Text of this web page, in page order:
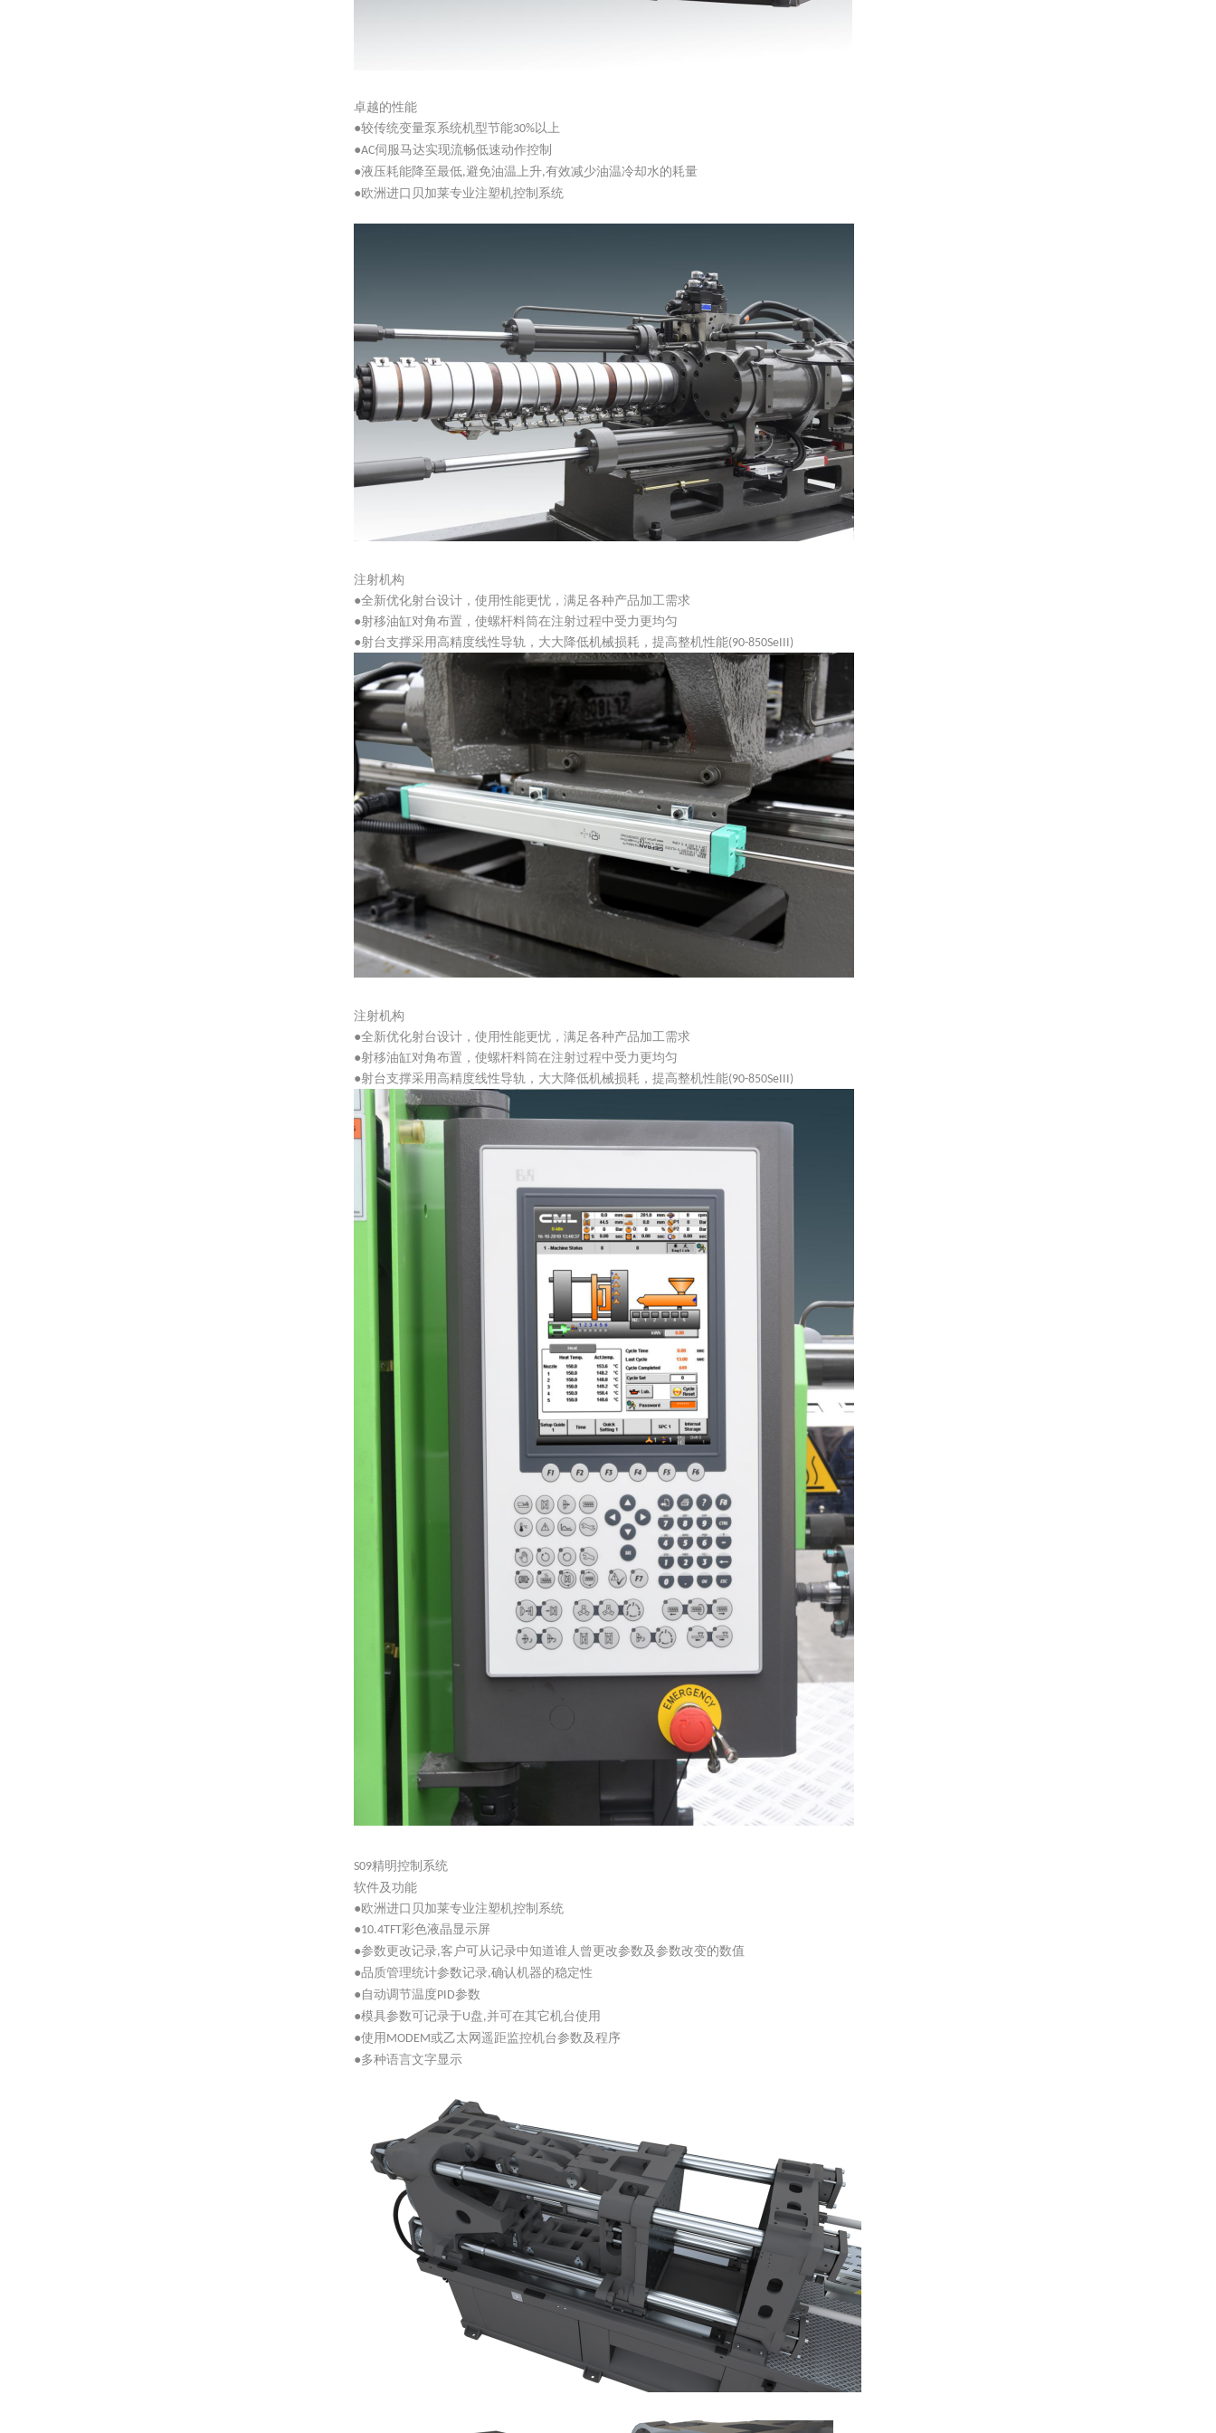
卓越的性能
●较传统变量泵系统机型节能30%以上
●AC伺服马达实现流畅低速动作控制
●液压耗能降至最低,避免油温上升,有效减少油温冷却水的耗量
●欧洲进口贝加莱专业注塑机控制系统
注射机构
●全新优化射台设计，使用性能更忧，满足各种产品加工需求
●射移油缸对角布置，使螺杆料筒在注射过程中受力更均匀
●射台支撑采用高精度线性导轨，大大降低机械损耗，提高整机性能(90-850SeIII)
注射机构
●全新优化射台设计，使用性能更忧，满足各种产品加工需求
●射移油缸对角布置，使螺杆料筒在注射过程中受力更均匀
●射台支撑采用高精度线性导轨，大大降低机械损耗，提高整机性能(90-850SeIII)
S09精明控制系统
软件及功能
● 欧洲进口贝加莱专业注塑机控制系统
●10.4TFT彩色液晶显示屏
●参数更改记录,客户可从记录中知道谁人曾更改参数及参数改变的数值
●品质管理统计参数记录,确认机器的稳定性
● 自动调节温度PID参数
●模具参数可记录于U盘,并可在其它机台使用
●使用 MODEM或乙太网遥距监控机台参数及程序
●多种语言文字显示